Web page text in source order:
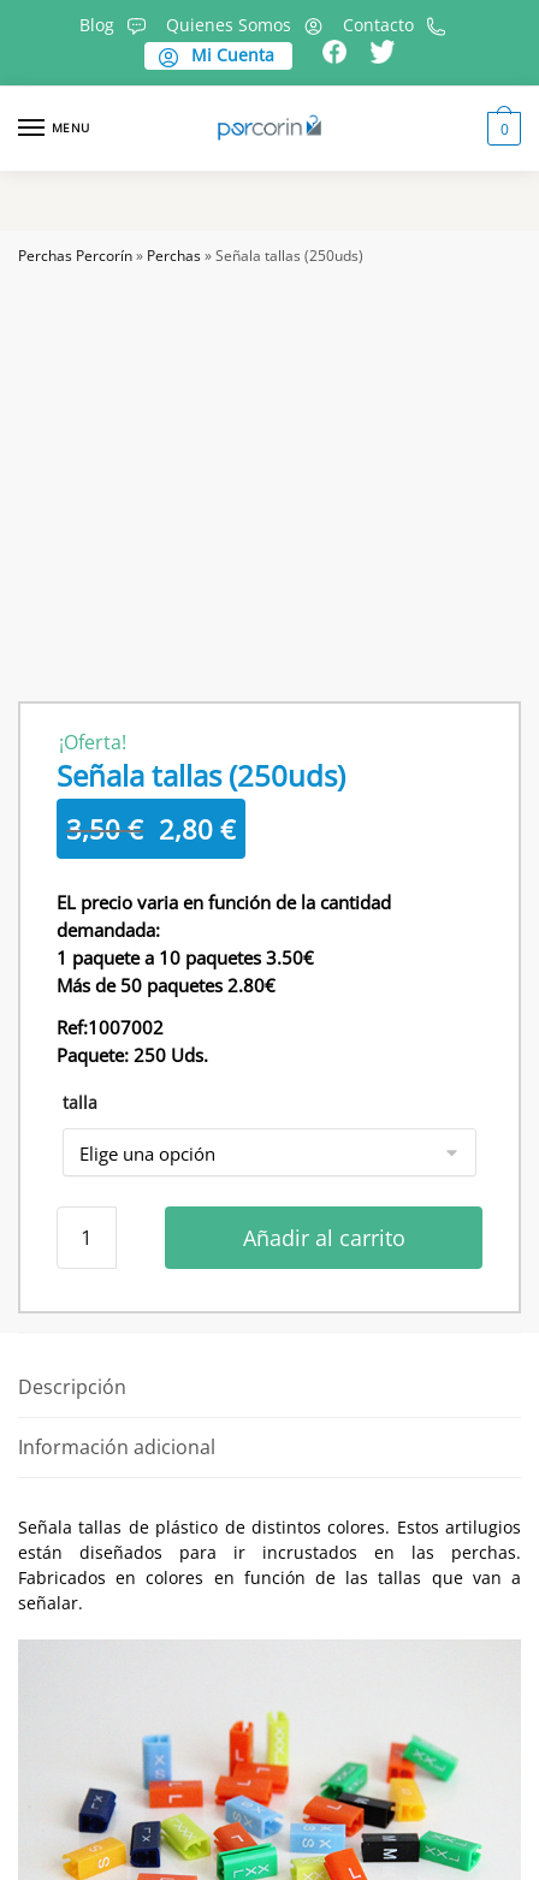
Blog Quienes Somos
Contacto
Mi Cuenta
MENU 0
Perchas Percorín» Perchas»Señala tallas (250uds)
¡Oferta!
Señala tallas (250uds)
3,50€ El
precio
original
era:
3,50 €.
2,80 €El
precio
actual
2,80 €.
EL precio varia en función de la cantidad
demandada:
1 paquete a 10 paquetes 3.50€
Más de 50 paquetes 2.80€
Ref:1007002
Paquete: 250 Uds.
talla
tallas
(250uds)
cantidad
Añadir al carrito
Descripción
Información adicional
Señala tallas de plástico de distintos colores. Estos artilugios
están diseñados para ir incrustados en las perchas.
Fabricados en colores en función de las tallas que van a
señalar.